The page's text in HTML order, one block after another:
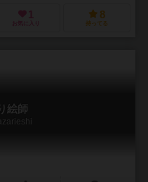
1
お気に入り
8
持ってる
絵師